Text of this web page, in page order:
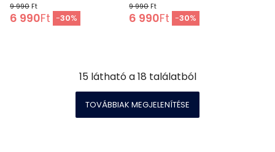
9 990 Ft
6 990Ft -30%
9 990Ft
6 990Ft -30%
15látható a18 találatból
TOVÁBBIAK MEGJELENÍTÉSE